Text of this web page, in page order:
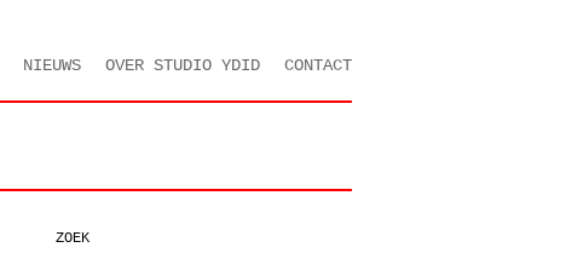
NIEUWS OVER STUDIO YDID CONTACT
ZOEK